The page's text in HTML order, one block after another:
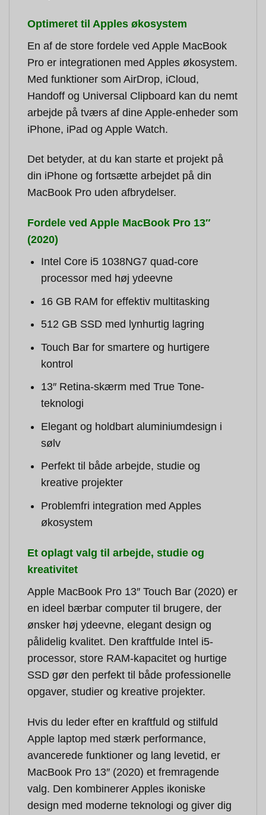
Optimeret til Apples økosystem
En af de store fordele ved Apple MacBook
Pro er integrationen med Apples økosystem.
Med funktioner som AirDrop, iCloud,
Handoff og Universal Clipboard kan du nemt
arbejde på tværs af dine Apple-enheder som
iPhone, iPad og Apple Watch.
Det betyder, at du kan starte et projekt på
din iPhone og fortsætte arbejdet på din
MacBook Pro uden afbrydelser.
Fordele ved Apple MacBook Pro 13″
(2020)
Intel Core i5 1038NG7 quad-core
processor med høj ydeevne
16 GB RAM for effektiv multitasking
512 GB SSD med lynhurtig lagring
Touch Bar for smartere og hurtigere
kontrol
13″ Retina-skærm med True Tone-
teknologi
Elegant og holdbart aluminiumdesign i
sølv
Perfekt til både arbejde, studie og
kreative projekter
Problemfri integration med Apples
økosystem
Et oplagt valg til arbejde, studie og
kreativitet
Apple MacBook Pro 13″ Touch Bar (2020) er
en ideel bærbar computer til brugere, der
ønsker høj ydeevne, elegant design og
pålidelig kvalitet. Den kraftfulde Intel i5-
processor, store RAM-kapacitet og hurtige
SSD gør den perfekt til både professionelle
opgaver, studier og kreative projekter.
Hvis du leder efter en kraftfuld og stilfuld
Apple laptop med stærk performance,
avancerede funktioner og lang levetid, er
MacBook Pro 13″ (2020) et fremragende
valg. Den kombinerer Apples ikoniske
design med moderne teknologi og giver dig